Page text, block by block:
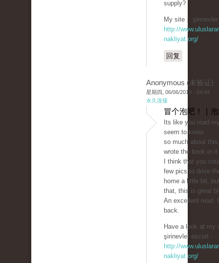
supply?
My site ::
http://
nakliyat.org/
回复
Anonymous (未验证)
星期四, 06/06/2019 - 04:44
永久连接
冒个泡吧！ |
Its like you read
seem to know
so much about
wrote the book in
I think that you
few pics to drive
home a little bit,
that, this is great
An excellent read.
back.
Have a look at my
şirinevler escort -
http://
nakliyat.org/